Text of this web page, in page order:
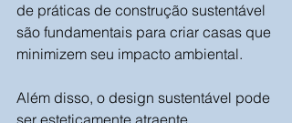
de práticas de construção sustentável
são fundamentais para criar casas que
minimizem seu impacto ambiental.
Além disso, o design sustentável pode
ser esteticamente atraente,